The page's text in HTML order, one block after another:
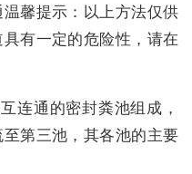
馨提示：以上方法仅供
有一定的危险性，请在
连通的密封粪池组成，
第三池，其各池的主要